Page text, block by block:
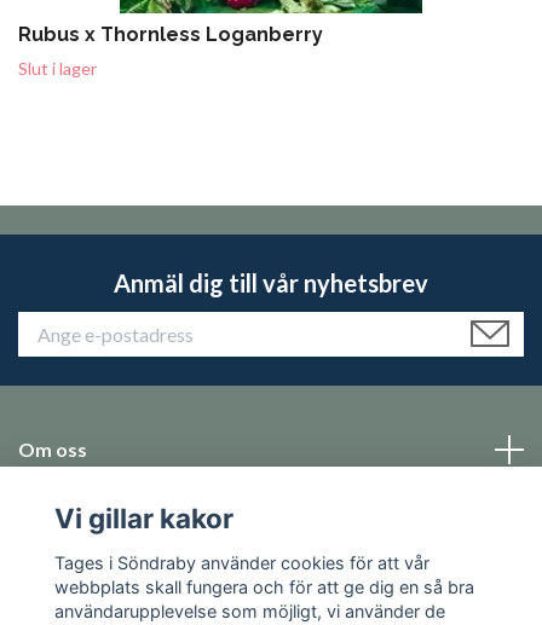
Rubus x Thornless Loganberry
Slut i lager
Anmäl dig till vår nyhetsbrev
Om oss
Emballage
Sociala medier
Vi gillar kakor
Tages i Söndraby använder cookies för att vår
webbplats skall fungera och för att ge dig en så bra
användarupplevelse som möjligt, vi använder de